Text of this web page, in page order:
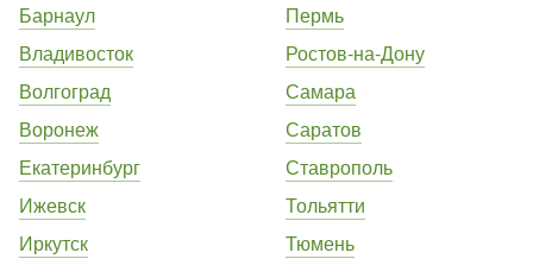
Барнаул
Владивосток
Волгоград
Воронеж
Екатеринбург
Ижевск
Иркутск
Пермь
Ростов-на-Дону
Самара
Саратов
Ставрополь
Тольятти
Тюмень